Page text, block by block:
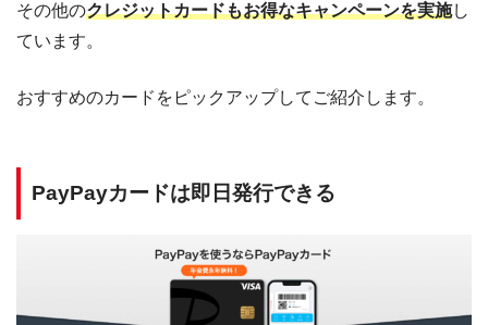
その他のクレジットカードもお得なキャンペーンを実施し
ています。
おすすめのカードをピックアップしてご紹介します。
PayPayカードは即日発行できる